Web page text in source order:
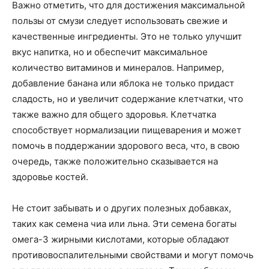
Важно отметить, что для достижения максимальной
пользы от смузи следует использовать свежие и
качественные ингредиенты. Это не только улучшит
вкус напитка, но и обеспечит максимальное
количество витаминов и минералов. Например,
добавление банана или яблока не только придаст
сладость, но и увеличит содержание клетчатки, что
также важно для общего здоровья. Клетчатка
способствует нормализации пищеварения и может
помочь в поддержании здорового веса, что, в свою
очередь, также положительно сказывается на
здоровье костей.
Не стоит забывать и о других полезных добавках,
таких как семена чиа или льна. Эти семена богаты
омега-3 жирными кислотами, которые обладают
противовоспалительными свойствами и могут помочь